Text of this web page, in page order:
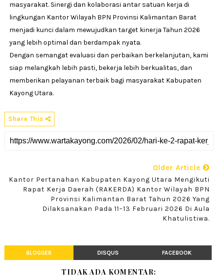
masyarakat. Sinergi dan kolaborasi antar satuan kerja di
lingkungan Kantor Wilayah BPN Provinsi Kalimantan Barat
menjadi kunci dalam mewujudkan target kinerja Tahun 2026
yang lebih optimal dan berdampak nyata.
Dengan semangat evaluasi dan perbaikan berkelanjutan, kami
siap melangkah lebih pasti, bekerja lebih berkualitas, dan
memberikan pelayanan terbaik bagi masyarakat Kabupaten
Kayong Utara.
Share This
Older Article
Kantor Pertanahan Kabupaten Kayong Utara Mengikuti
Rapat Kerja Daerah (RAKERDA) Kantor Wilayah BPN
Provinsi Kalimantan Barat Tahun 2026 Yang
Dilaksanakan Pada 11–13 Februari 2026 Di Aula
Khatulistiwa.
BLOGGER DISQUS FACEBOOK
TIDAK ADA KOMENTAR: